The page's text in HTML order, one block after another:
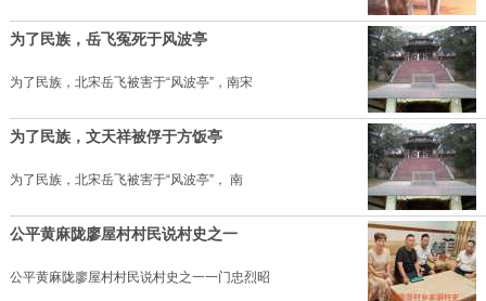
为了民族，岳飞冤死于风波亭
为了民族，北宋岳飞被害于“风波亭”，南宋
为了民族，文天祥被俘于方饭亭
为了民族，北宋岳飞被害于“风波亭”， 南
公平黄麻陇廖屋村村民说村史之一
公平黄麻陇廖屋村村民说村史之一一门忠烈昭